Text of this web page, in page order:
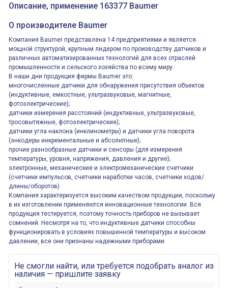
15Ампер 250В
XVR13M05L
Маячок
оранжевый
230VAC 130мм
ВКН8108
Концевой
выключатель /
выключатель
путевой,
алюминиевый
регулируемый
ролик
800202300000С | 80 02 0 230 0000 С
800202300000С
многофункциональные
реле времени
0.1cек.-10 дней, 10
функций/режимов
Описание, применение 163377 Baumer
О производителе Baumer
Компания Baumer представлена 14 предприятиями и является
мощной структурой, крупным лидером по производству датчиков и
различных автоматизированных технологий для всех отраслей
промышленности и сельского хозяйства по всему миру.
В наши дни продукция фирмы Baumer это:
многочисленные датчики для обнаружения присутствия объектов
(индуктивные, емкостные, ультразвуковые, магнитные,
фотоэлектрические);
датчики измерения расстояний (индуктивные, ультразвуковые,
тросовытяжные, фотоэлектрические);
датчики угла наклона (инклинометры) и датчики угла поворота
(энкодеры инкрементальные и абсолютные);
прочие разнообразные датчики и сенсоры (для измерения
температуры, уровня, напряжения, давления и другие);
электронные, механические и электромеханические счетчики
(счетчики импульсов, счетчики наработки часов, счетчики ходов/
длины/оборотов).
Компания характеризуется высоким качеством продукции, поскольку
в их изготовлении применяются инновационные технологии. Вся
продукция тестируется, поэтому точность приборов не вызывает
сомнений. Несмотря на то, что индуктивные датчики способны
функционировать в условиях повышенной температуры и высоком
давлении, все они признаны надежными приборами.
Не смогли найти, или требуется подобрать аналог из
наличия — пришлите заявку